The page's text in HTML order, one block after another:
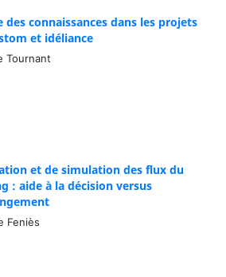
connaissances dans les projets
et idéliance
Tournant
et de simulation des flux du
: aide à la décision versus
Feniès